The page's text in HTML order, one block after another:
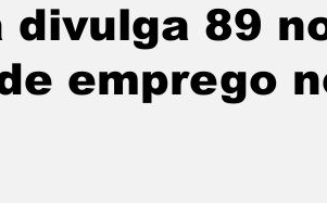
Agenda e Utilidade Pública
divulga 89
emprego